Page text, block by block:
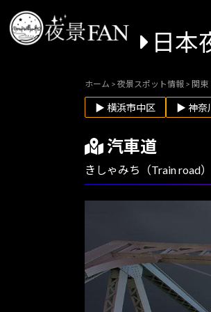
日本
ホーム > 夜景スポット情報 > 関東
▶ 横浜市中区 ▶ 神奈
汽車道
きしゃみち（Train road）